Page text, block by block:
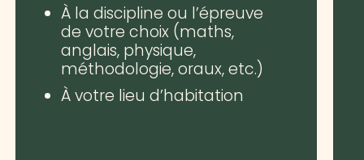
À la discipline ou l’épreuve
de votre choix (maths,
anglais, physique,
méthodologie, oraux, etc.)
À votre lieu d’habitation